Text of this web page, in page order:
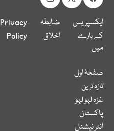
ایکسپریس
کے بارے
میں
ضابطہ
اخلاق
Privacy
Policy
صفحۂ اول
تازہ ترین
غزہ لہو لہو
پاکستان
انٹر نیشنل